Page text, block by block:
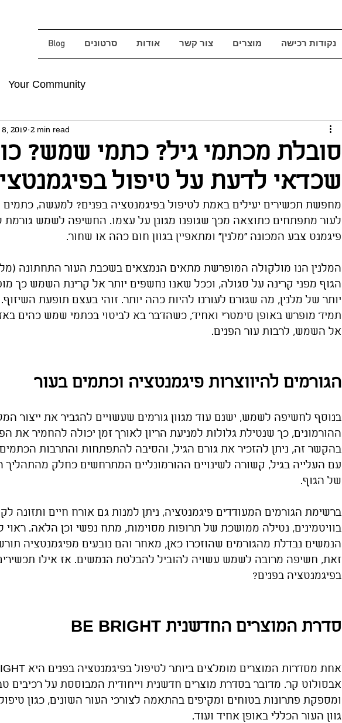
נקודות רכישה מוצרים צור קשר אודות סרטונים Blog
Your Community
סובלת מכתמי גיל? כתמי שמש?
שכדאי לדעת על טיפול
2019 2 min read
מחפשת תכשירים יעילים באמת לטיפול בפיגמנטציה בפנים? למעשה, כתמים
לעור מתפתחים כתוצאה מכך שגופנו מגונן על עצמו. החשיפה לשמש גורמת
פיגמנט צבע המכונה "מלנין" ומתאפיין בגוון חום כהה או שחור.
המלנין הנו מולקולה המופרשת מתאים הנמצאים בשכבת העור התחתונה
הגוף מפני קרינה על סגולה, וככל שאנו נחשפים יותר אל קרינת השמש כך
יותר של מלנין, מה שגורם לעורנו להיות כהה יותר. זוהי בעצם תופעת
תמיד מופרש באופן סימטרי ואחיד, כשהדבר בא לביטוי בכתמי שמש כהים
אל השמש, לרבות עור הפנים.
הגורמים להיווצרות פיגמנטציה וכתמים בעור
בנוסף לחשיפה לשמש, ישנם עוד מגוון גורמים שעשויים להגביר את ייצור
ההורמונים, כך שנטילת גלולות למניעת הריון לאורך זמן יכולה להחמיר את
בהקשר זה, ניתן להזכיר את גורם הגיל, והסיבה להתפתחות והתרבות הכתמים
עם העלייה בגיל, קשורה לשינויים ההורמונליים המתרחשים כחלק
של הגוף.
ברשימת הגורמים המעודדים פיגמנטציה, ניתן למנות גם אורח חיים ותזונה
בוויטמינים, נטילה ממושכת של תרופות מסוימות, מתח נפשי וכן הלאה.
הנמשים נבדלת מהגורמים שהוזכרו כאן, מאחר והם נובעים מפיגמנטציה
זאת, חשיפה מרובה לשמש עשויה להוביל להבלטת הנמשים. אז אילו
בפיגמנטציה בפנים?
סדרת המוצרים החדשנית BE BRIGHT
אבסולוט קר. מדובר בסדרת מוצרים חדשנית וייחודית המבוססת על רכיבים
ומספקת פתרונות בטוחים ומקיפים בהתאמה לצורכי העור השונים, כגון
גוון העור הכללי באופן אחיד ועוד.